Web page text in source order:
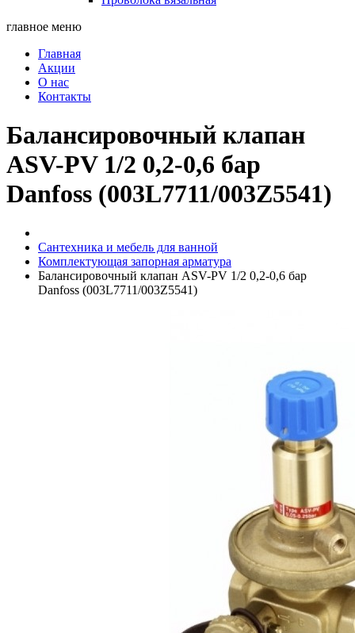
главное меню
Главная
Акции
О нас
Контакты
Балансировочный клапан
ASV-PV 1/2 0,2-0,6 бар
Danfoss (003L7711/003Z5541)
Сантехника и мебель для ванной
Комплектующая запорная арматура
Балансировочный клапан ASV-PV 1/2 0,2-0,6 бар
Danfoss (003L7711/003Z5541)